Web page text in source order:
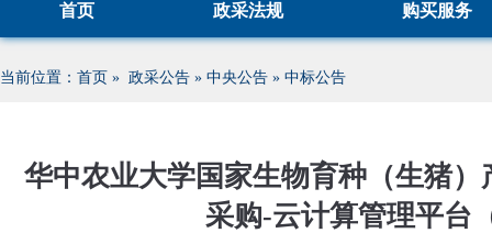
首页 政采法规 购买服务
当前位置： 首页 » 政采公告 » 中央公告 » 中标公告
华中农业大学国家生物育种（生猪
采购-云计算管理平台